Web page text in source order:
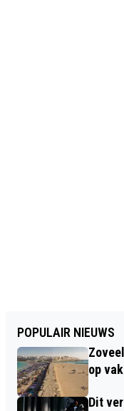
POPULAIR NIEUWS
op
Dit